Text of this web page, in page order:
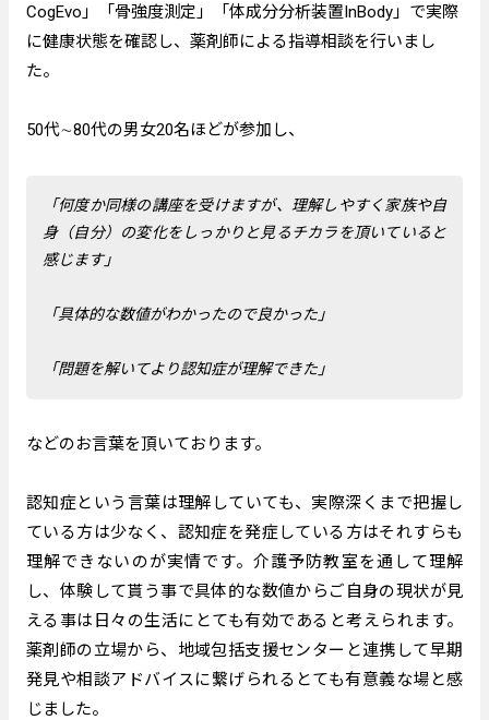
CogEvo」「骨強度測定」「体成分分析装置InBody」で実際
に健康状態を確認し、薬剤師による指導相談を行いまし
た。
50代∼80代の男女20名ほどが参加し、
「何度か同様の講座を受けますが、理解しやすく家族や自
身（自分）の変化をしっかりと見るチカラを頂いていると
感じます」
「具体的な数値がわかったので良かった」
「問題を解いてより認知症が理解できた」
などのお言葉を頂いております。
認知症という言葉は理解していても、実際深くまで把握し
ている方は少なく、認知症を発症している方はそれすらも
理解できないのが実情です。介護予防教室を通して理解
し、体験して貰う事で具体的な数値からご自身の現状が見
える事は日々の生活にとても有効であると考えられます。
薬剤師の立場から、地域包括支援センターと連携して早期
発見や相談アドバイスに繋げられるとても有意義な場と感
じました。